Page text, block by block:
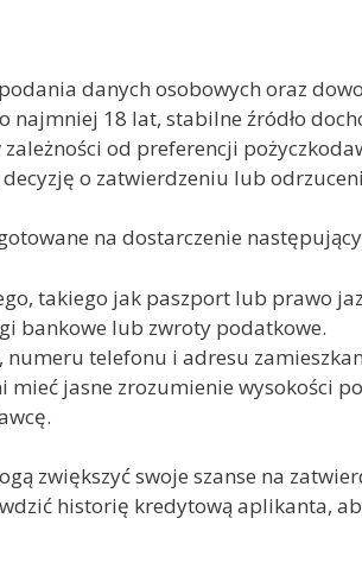
danych osobowych oraz
18 lat, stabilne źródło
od preferencji
o zatwierdzeniu lub
na dostarczenie
takiego jak paszport lub prawo
bankowe lub zwroty podatkowe.
numeru telefonu i adresu
jasne zrozumienie wysokości
zwiększyć swoje szanse na
historię kredytową aplikanta,